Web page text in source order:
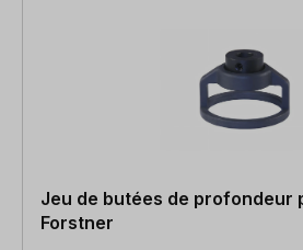
Jeu de butées de profondeur
Forstner